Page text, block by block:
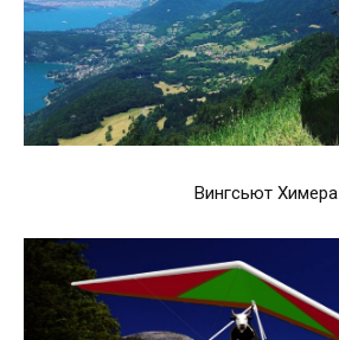
Вингсьют Химера